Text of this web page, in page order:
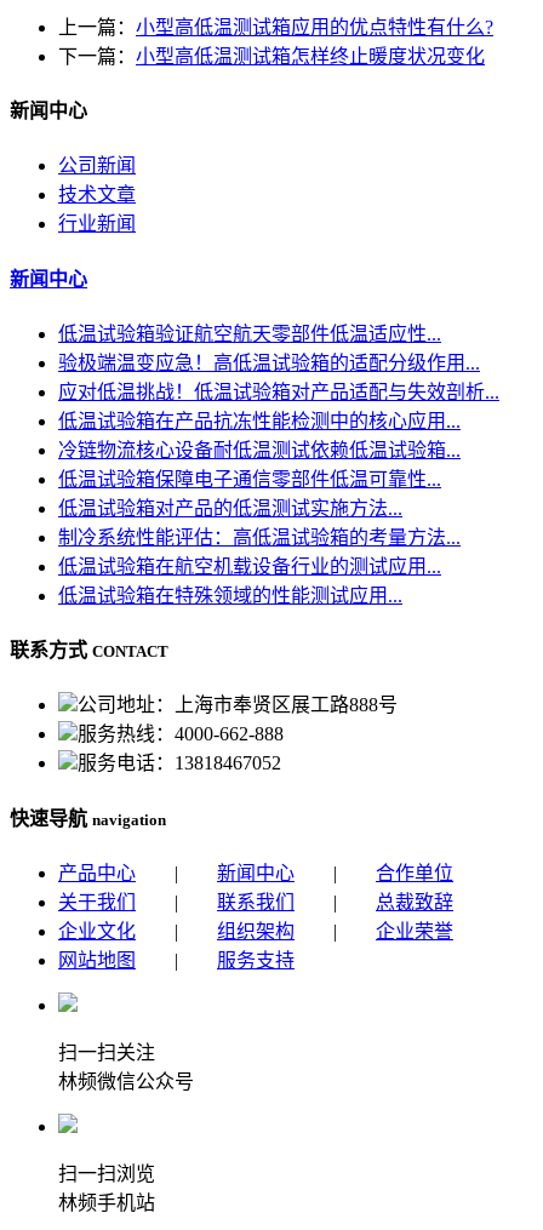
上一篇： 小型高低温测试箱应用的优点特性有什么?
下一篇： 小型高低温测试箱怎样终止暖度状况变化
新闻中心
公司新闻
技术文章
行业新闻
新闻中心
低温试验箱验证航空航天零部件低温适应性...
验极端温变应急！高低温试验箱的适配分级作用...
应对低温挑战！低温试验箱对产品适配与失效剖析...
低温试验箱在产品抗冻性能检测中的核心应用...
冷链物流核心设备耐低温测试依赖低温试验箱...
低温试验箱保障电子通信零部件低温可靠性...
低温试验箱对产品的低温测试实施方法...
制冷系统性能评估：高低温试验箱的考量方法...
低温试验箱在航空机载设备行业的测试应用...
低温试验箱在特殊领域的性能测试应用...
联系方式 CONTACT
公司地址：上海市奉贤区展工路888号
服务热线：4000-662-888
服务电话：13818467052
快速导航 navigation
产品中心 | 新闻中心 | 合作单位
关于我们
| 联系我们 | 总裁致辞
企业文化 | 组织架构 | 企业荣誉
网站地图
| 服务支持
扫一扫关注
林频微信公众号
扫一扫浏览
林频手机站